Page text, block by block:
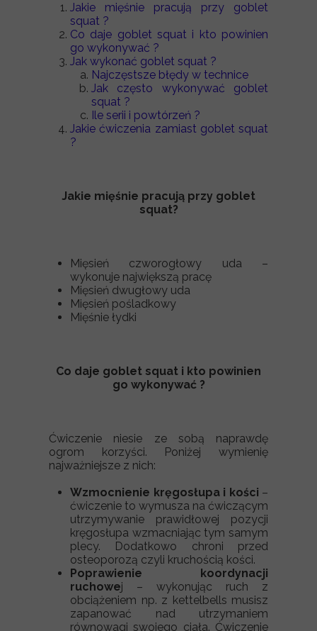
Jakie mięśnie pracują przy goblet
squat ?
Co daje goblet squat i kto powinien
go wykonywać ?
Jak wykonać goblet squat ?
Najczęstsze błędy w technice
Jak często wykonywać goblet
squat ?
Ile serii i powtórzeń ?
Jakie ćwiczenia zamiast goblet squat
?
Jakie mięśnie pracują przy goblet
squat?
Mięsień czworogłowy uda –
wykonuje największą pracę
Mięsień dwugłowy uda
Mięsień pośladkowy
Mięśnie łydki
Co daje goblet squat i kto powinien
go wykonywać ?
Ćwiczenie niesie ze sobą naprawdę
ogrom korzyści. Poniżej wymienię
najważniejsze z nich:
Wzmocnienie kręgosłupa i kości –
ćwiczenie to wymusza na ćwiczącym
utrzymywanie prawidłowej pozycji
kręgosłupa wzmacniając tym samym
plecy. Dodatkowo chroni przed
osteoporozą czyli kruchością kości.
Poprawienie koordynacji
ruchowej – wykonując ruch z
obciążeniem np. z kettelbells musisz
zapanować nad utrzymaniem
równowagi swojego ciała. Ćwiczenie